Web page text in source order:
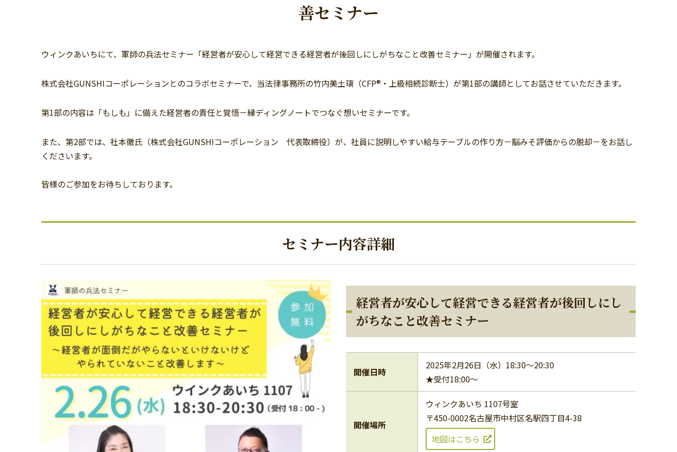
善セミナー
ウィンクあいちにて、軍師の兵法セミナー「経営者が安心して経営できる経営者が後回しにしがちなこと改善セミナー」が開催されます。
株式会社GUNSHIコーポレーションとのコラボセミナーで、当法律事務所の竹内美土璃（CFP®・上級相続診断士）が第1部の講師としてお話させていただきます。
第1部の内容は「もしも」に備えた経営者の責任と覚悟－縁ディングノートでつなぐ想いセミナーです。
また、第2部では、社本徹氏（株式会社GUNSHIコーポレーション 代表取締役）が、社員に説明しやすい給与テーブルの作り方－脳みそ評価からの脱却－をお話し
くださいます。
皆様のご参加をお待ちしております。
セミナー内容詳細
経営者が安心して経営できる経営者が後回しにし
がちなこと改善セミナー
開催日時
2025年2月26日（水）18:30〜20:30
★受付18:00～
開催場所
ウィンクあいち 1107号室
〒450-0002名古屋市中村区名駅四丁目4-38
地図はこちら